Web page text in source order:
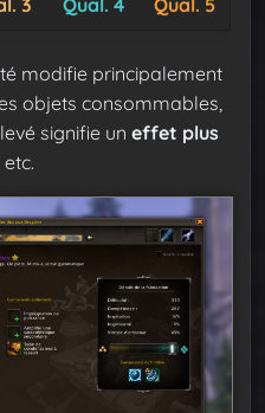
3 Qual. 4 Qual. 5
modifie principalement
objets consommables,
signifie un effet plus
etc.